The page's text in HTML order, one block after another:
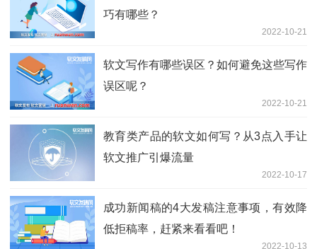
巧有哪些？
2022-10-21
软文写作有哪些误区？如何避免这些写作
误区呢？
2022-10-21
教育类产品的软文如何写？从3点入手让
软文推广引爆流量
2022-10-17
成功新闻稿的4大发稿注意事项，有效降
低拒稿率，赶紧来看看吧！
2022-10-13